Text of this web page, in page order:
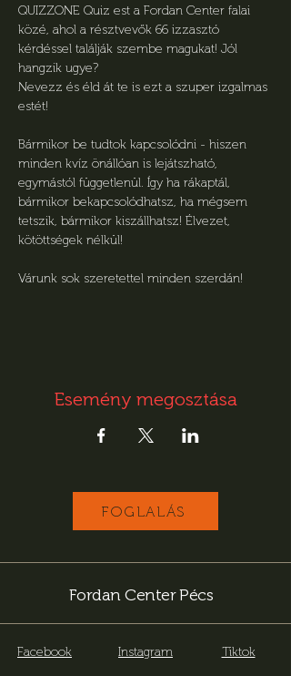
QUIZZONE Quiz est a Fordan Center falai
közé, ahol a résztvevők 66 izzasztó
kérdéssel találják szembe magukat! Jól
hangzik ugye?
Nevezz és éld át te is ezt a szuper izgalmas
estét!
Bármikor be tudtok kapcsolódni - hiszen
minden kvíz önállóan is lejátszható,
egymástól függetlenül. Így ha rákaptál,
bármikor bekapcsolódhatsz, ha mégsem
tetszik, bármikor kiszállhatsz! Élvezet,
kötöttségek nélkül!
Várunk sok szeretettel minden szerdán!
Esemény megosztása
FOGLALÁS
Fordan Center Pécs
Facebook Instagram Tiktok